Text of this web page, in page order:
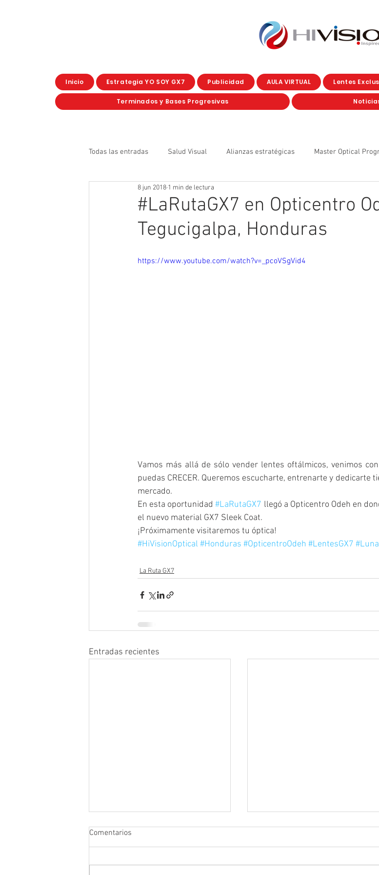
Inicio Estrategia YO SOY GX7 Publicidad AULA VIRTUAL Lentes
Terminados y Bases Progresivas
Todas las entradas Salud Visual Alianzas estratégicas Master Optical
La Ruta GX7 Formación
Marketing
#LaRutaGX7 en Opticentro
Tegucigalpa, Honduras
8 jun 2018 1 min de lectura
https://www.youtube.com/watch?v=_pcoVSgVid4
Vamos más allá de sólo vender lentes oftálmicos, venimos
puedas CRECER. Queremos escucharte, entrenarte y dedicarte
mercado.
En esta oportunidad #LaRutaGX7 llegó a Opticentro Odeh en
el nuevo material GX7 Sleek Coat.
¡Próximamente visitaremos tu óptica!
#HiVisionOptical #Honduras #OpticentroOdeh #LentesGX7
La Ruta GX7
Entradas recientes
Comentarios